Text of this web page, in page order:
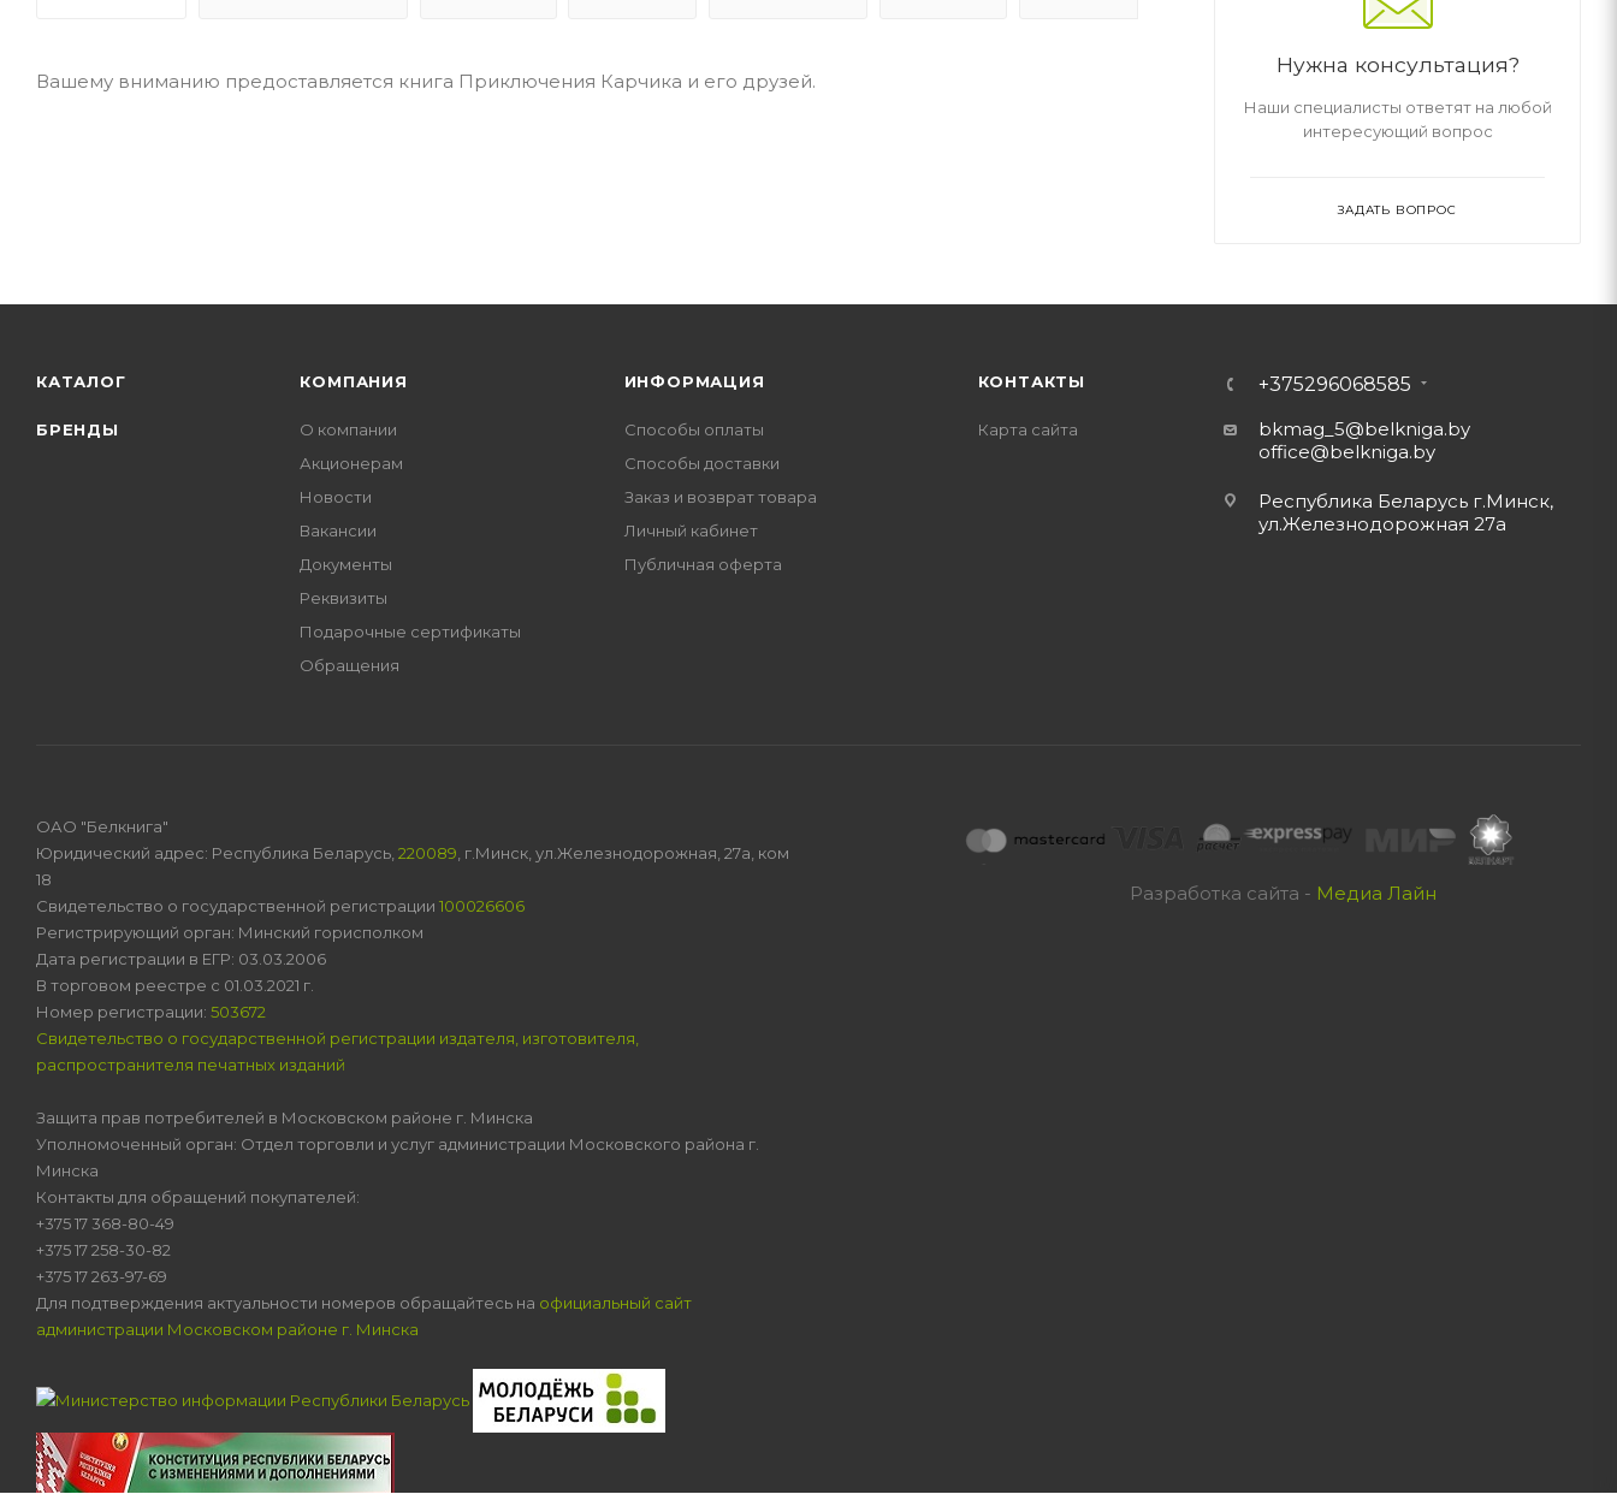
Вашему вниманию предоставляется книга Приключения Карчика и его друзей.
Нужна консультация?
Наши специалисты ответят на любой
интересующий вопрос
ЗАДАТЬ ВОПРОС
КАТАЛОГ
БРЕНДЫ
КОМПАНИЯ
О компании
Акционерам
Новости
Вакансии
Документы
Реквизиты
Подарочные сертификаты
Обращения
ИНФОРМАЦИЯ
Способы оплаты
Способы доставки
Заказ и возврат товара
Личный кабинет
Публичная оферта
КОНТАКТЫ
Карта сайта
+375296068585
bkmag_5@belkniga.by
office@belkniga.by
Республика Беларусь г.Минск,
ул.Железнодорожная 27а
Разработка сайта - Медиа Лайн
ОАО "Белкнига"
Юридический адрес: Республика Беларусь, 220089 , г.Минск, ул.Железнодорожная, 27а, ком
18
Свидетельство о государственной регистрации 100026606
Регистрирующий орган: Минский горисполком
Дата регистрации в ЕГР: 03.03.2006
В торговом реестре с 01.03.2021 г.
Номер регистрации: 503672
Свидетельство о государственной регистрации издателя, изготовителя,
распространителя печатных изданий
Защита прав потребителей в Московском районе г. Минска
Уполномоченный орган: Отдел торговли и услуг администрации Московского района г.
Минска
Контакты для обращений покупателей:
+375 17 368-80-49
+375 17 258-30-82
+375 17 263-97-69
Для подтверждения актуальности номеров обращайтесь на официальный сайт
администрации Московском районе г. Минска